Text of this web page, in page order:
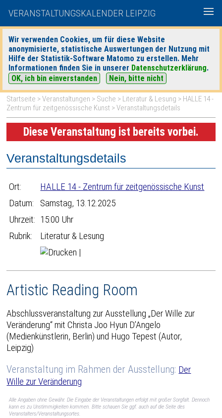
VERANSTALTUNGSKALENDER LEIPZIG
Wir verwenden Cookies, um für diese Website
anonymisierte, statistische Auswertungen der Nutzung mit
Hilfe der Statistik-Software Matomo zu erstellen. Mehr
Informationen finden Sie in unserer Datenschutzerklärung.
OK, ich bin einverstanden
Nein, bitte nicht
heute|morgen| Detaillierte Suche
Startseite >Veranstaltungen > Suche > Literatur & Lesung > HALLE 14 -
Zentrum für zeitgenössische Kunst > Veranstaltungsdetails
Diese Veranstaltung ist bereits vorbei.
Veranstaltungsdetails
Ort:
HALLE 14 - Zentrum für zeitgenössische Kunst
Datum:
Samstag, 13.12.2025
Uhrzeit: 15:00 Uhr
Rubrik:
Literatur & Lesung
|
Artistic Reading Room
Abschlussveranstaltung zur Ausstellung „Der Wille zur
Veränderung“ mit Christa Joo Hyun D’Angelo
(Medienkünstlerin, Berlin) und Hugo Tepest (Autor,
Leipzig)
Veranstaltung im Rahmen der Ausstellung: Der
Wille zur Veränderung
Alle Angaben ohne Gewähr. Die Eingabe der Veranstaltungen erfolgt mit großer Sorgfalt. Dennoch
kann es zu Unstimmigkeiten kommen. Bitte schauen Sie ggf. auch auf die Seite des
Veranstalters/Veranstaltungsortes.